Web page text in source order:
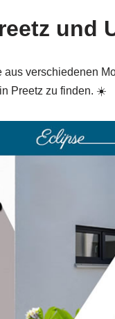
und
aus verschiedenen
Preetz zu finden. ☀️